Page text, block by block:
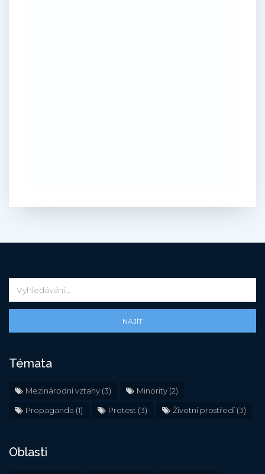
NAJÍT
Témata
Mezinárodní vztahy (3) Minority (2)
Propaganda (1) Protest (3) Životní prostředí(3)
Oblasti